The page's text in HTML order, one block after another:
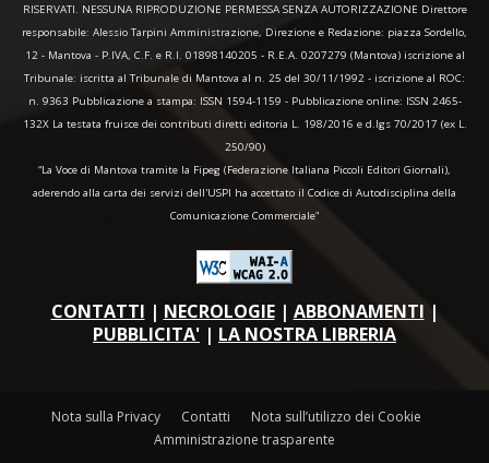
RISERVATI. NESSUNA RIPRODUZIONE PERMESSA SENZA AUTORIZZAZIONE Direttore
responsabile: Alessio Tarpini Amministrazione, Direzione e Redazione: piazza Sordello,
12 - Mantova - P.IVA, C.F. e R.I. 01898140205 - R.E.A. 0207279 (Mantova) iscrizione al
Tribunale: iscritta al Tribunale di Mantova al n. 25 del 30/11/1992 - iscrizione al ROC:
n. 9363 Pubblicazione a stampa: ISSN 1594-1159 - Pubblicazione online: ISSN 2465-
132X La testata fruisce dei contributi diretti editoria L. 198/2016 e d.lgs 70/2017 (ex L.
250/90)
“La Voce di Mantova tramite la Fipeg (Federazione Italiana Piccoli Editori Giornali),
aderendo alla carta dei servizi dell'USPI ha accettato il Codice di Autodisciplina della
Comunicazione Commerciale"
CONTATTI | NECROLOGIE| ABBONAMENTI |
PUBBLICITA' | LA NOSTRA LIBRERIA
Nota sulla Privacy Contatti
Nota sull’utilizzo dei Cookie
Amministrazione trasparente